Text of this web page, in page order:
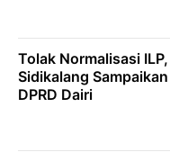
Tolak Normalisasi
Sidikalang
DPRD Dairi